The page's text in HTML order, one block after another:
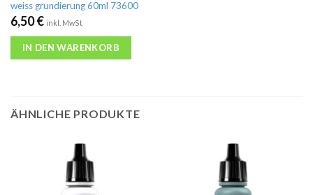
weiss grundierung 60ml 73600
6,50€ inkl. MwSt
IN DEN WARENKORB
ÄHNLICHE PRODUKTE